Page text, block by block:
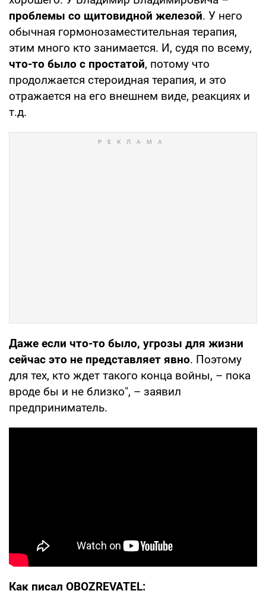
проблемы со щитовидной железой. У него
обычная гормонозаместительная терапия,
этим много кто занимается. И, судя по всему,
что-то было с простатой, потому что
продолжается стероидная терапия, и это
отражается на его внешнем виде, реакциях и
т.д.
Даже если что-то было, угрозы для жизни
сейчас это не представляет явно. Поэтому
для тех, кто ждет такого конца войны, – пока
вроде бы и не близко", – заявил
предприниматель.
Как писал OBOZREVATEL: